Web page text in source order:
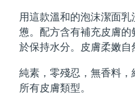
用這款溫和的泡沫潔面
憊。配方含有補充皮膚
於保持水分。皮膚柔嫩自
純素，零殘忍，無香料
所有皮膚類型。
FAQ™產品
All anti-aging
FAQ™產品
All LED
All hair
All FAQ™
FAQ™
All toning
Professional
IPL hair
Microcurrent
Massaging
痘肌護理
ESPADA™
Recurring
BEAR™ 2
Microcurrent
德國
希臘